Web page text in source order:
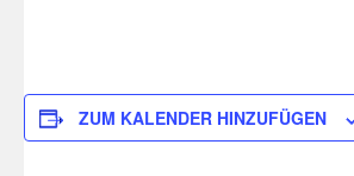
ZUM KALENDER HINZUFÜGEN